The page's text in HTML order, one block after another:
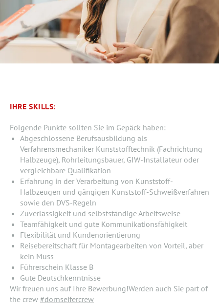
IHRE SKILLS:
Folgende Punkte sollten Sie im Gepäck haben:
Abgeschlossene Berufsausbildung als
Verfahrensmechaniker Kunststofftechnik (Fachrichtung
Halbzeuge), Rohrleitungsbauer, GIW-Installateur oder
vergleichbare Qualifikation
Erfahrung in der Verarbeitung von Kunststoff-
Halbzeugen und gängigen Kunststoff-Schweißverfahren
sowie den DVS-Regeln
Zuverlässigkeit und selbstständige Arbeitsweise
Teamfähigkeit und gute Kommunikationsfähigkeit
Flexibilität und Kundenorientierung
Reisebereitschaft für Montagearbeiten von Vorteil, aber
kein Muss
Führerschein Klasse B
Gute Deutschkenntnisse
Wir freuen uns auf Ihre Bewerbung!Werden auch Sie part of
the crew #dornseifercrew